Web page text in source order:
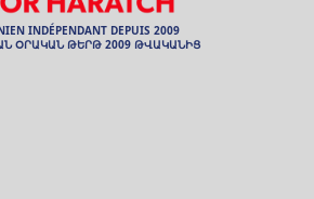
INDÉPENDANT DEPUIS 2009
ՕՐԱԿԱՆ ԹԵՐԹ 2009 ԹՎԱԿԱՆԻՑ